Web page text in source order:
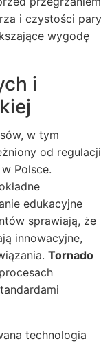
i czystości pary
wygodę
i
w tym
od regulacji
Polsce.
edukacyjne
sprawiają, że
innowacyjne,
Tornado